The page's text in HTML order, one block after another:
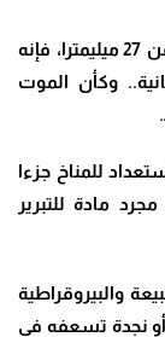
حينما يقف رئيس الحكومة، أخنوش، ليتحدث عن 27 ميليمترا، فإنه
وكأن الموت
للمناخ جزءا
مادة للتبرير
والبيروقراطية
أو نجدة تسعفه في